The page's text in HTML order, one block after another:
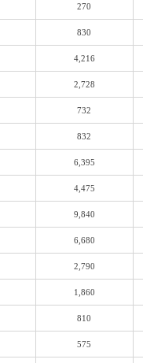
270
830
4,216
2,728
732
832
6,395
4,475
9,840
6,680
2,790
1,860
810
575